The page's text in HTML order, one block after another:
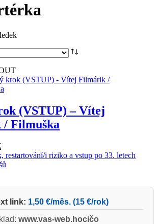
(VSTUP) – Vítej
Filmuška
Aktuální
cena
je:
restartování/i riziko a vstup po 33. letech
link: 1,50 €/měs. (15 €/rok)
www.vas-web.hocičo